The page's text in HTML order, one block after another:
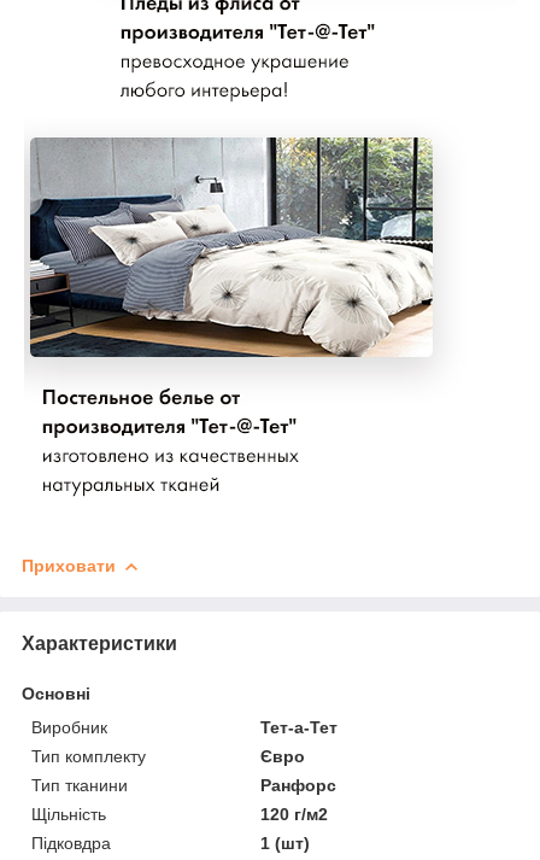
Приховати
Характеристики
Основні
Виробник
Тет-а-Тет
Тип комплекту
Євро
Тип тканини
Ранфорс
Щільність
120 г/м2
Підковдра
1 (шт)